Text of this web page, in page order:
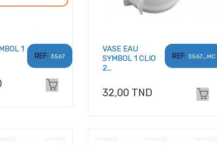
REF: 3567
1
REF: 3567_MC
VASE EAU
SYMBOL 1 CLIO
2...
Prix
32,00 TND